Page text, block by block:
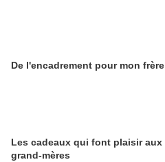
De l'encadrement pour mon frère
Les cadeaux qui font plaisir aux
grand-mères